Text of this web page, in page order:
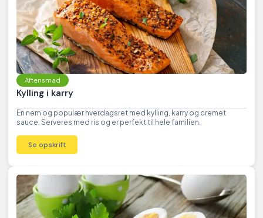
Aftensmad
Kylling i karry
En nem og populær hverdagsret med kylling, karry og cremet
sauce. Serveres med ris og er perfekt til hele familien.
Se opskrift